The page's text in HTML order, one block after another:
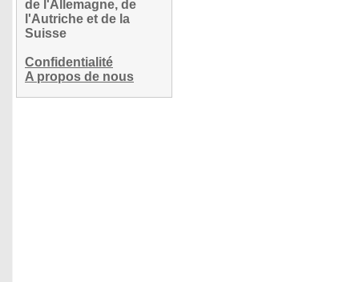
de l'Allemagne, de
l'Autriche et de la
Suisse
Confidentialité
A propos de nous